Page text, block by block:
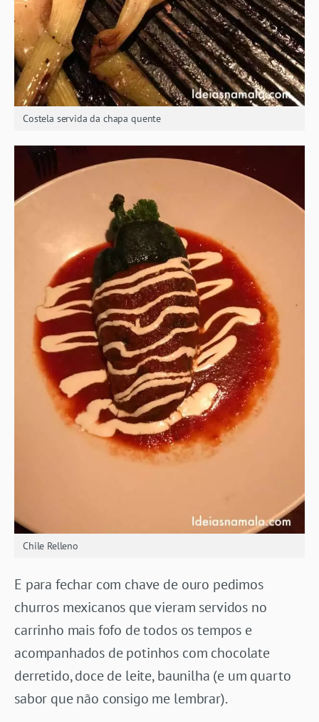
Costela servida da chapa quente
Chile Relleno
E para fechar com chave de ouro pedimos
churros mexicanos que vieram servidos no
carrinho mais fofo de todos os tempos e
acompanhados de potinhos com chocolate
derretido, doce de leite, baunilha (e um quarto
sabor que não consigo me lembrar).